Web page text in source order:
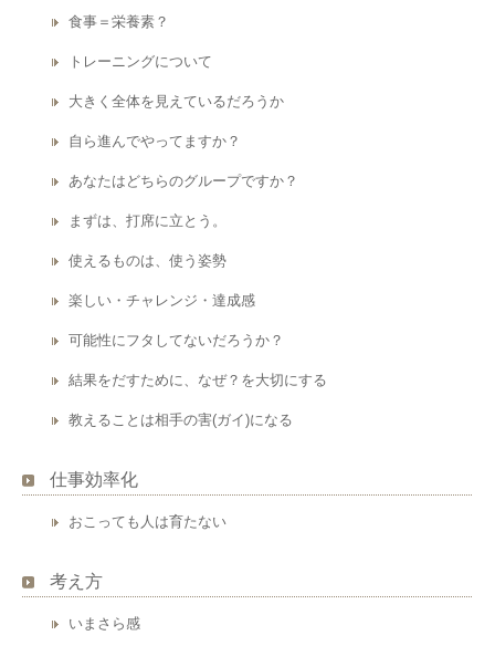
食事＝栄養素？
トレーニングについて
大きく全体を見えているだろうか
自ら進んでやってますか？
あなたはどちらのグループですか？
まずは、打席に立とう。
使えるものは、使う姿勢
楽しい・チャレンジ・達成感
可能性にフタしてないだろうか？
結果をだすために、なぜ？を大切にする
教えることは相手の害(ガイ)になる
仕事効率化
おこっても人は育たない
考え方
いまさら感